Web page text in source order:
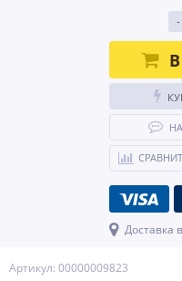
Артикул: 00000009823
-
Доставка в